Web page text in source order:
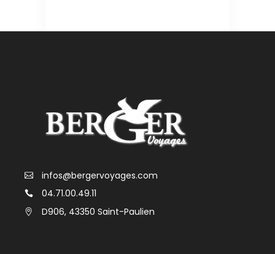
infos@bergervoyages.com
04.71.00.49.11
D906, 43350 Saint-Paulien